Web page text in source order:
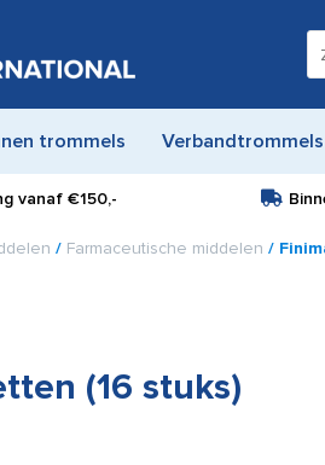
trommels Verbandtrommels
vanaf€150,-
/ Farmaceutische middelen /
(16 stuks)